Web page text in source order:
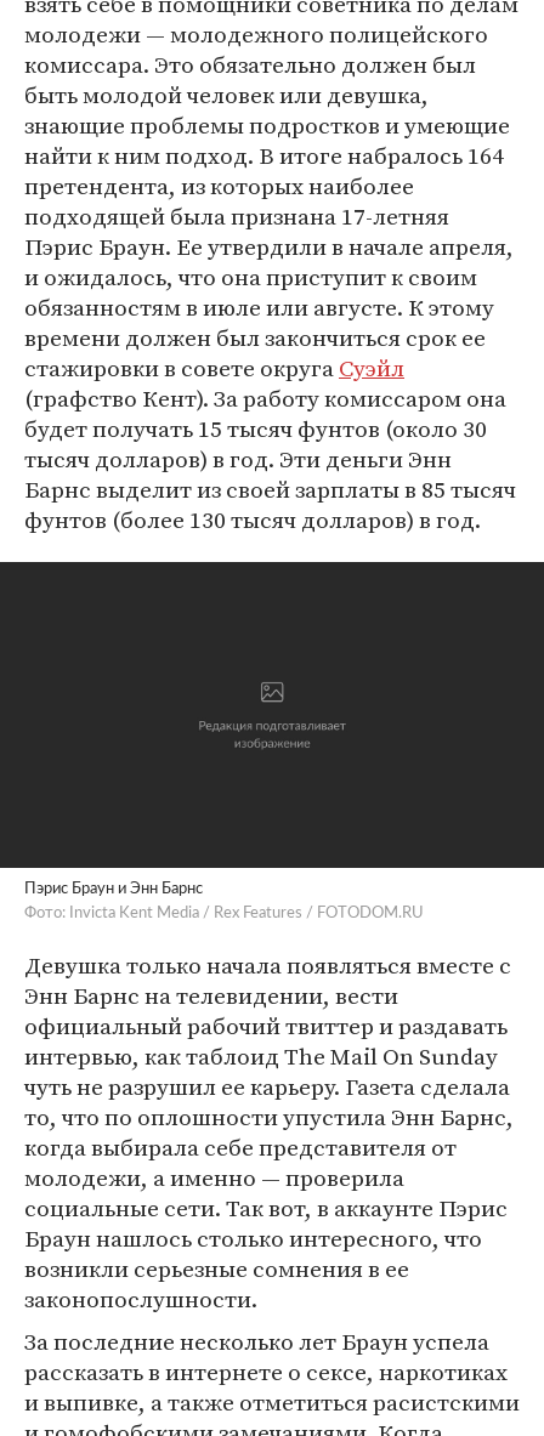
молодежи — молодежного полицейского
комиссара. Это обязательно должен был
быть молодой человек или девушка,
знающие проблемы подростков и умеющие
найти к ним подход. В итоге набралось 164
претендента, из которых наиболее
подходящей была признана 17-летняя
Пэрис Браун. Ее утвердили в начале апреля,
и ожидалось, что она приступит к своим
обязанностям в июле или августе. К этому
времени должен был закончиться срок ее
стажировки в совете округаСуэйл
(графство Кент). За работу комиссаром она
будет получать 15 тысяч фунтов (около 30
тысяч долларов) в год. Эти деньги Энн
Барнс выделит из своей зарплаты в 85 тысяч
фунтов (более 130 тысяч долларов) в год.
Пэрис Браун и Энн Барнс
Фото: Invicta Kent Media / Rex Features / FOTODOM.RU
Девушка только начала появляться вместе с
Энн Барнс на телевидении, вести
официальный рабочий твиттер и раздавать
интервью, как таблоид The Mail On Sunday
чуть не разрушил ее карьеру. Газета сделала
то, что по оплошности упустила Энн Барнс,
когда выбирала себе представителя от
молодежи, а именно — проверила
социальные сети. Так вот, в аккаунте Пэрис
Браун нашлось столько интересного, что
возникли серьезные сомнения в ее
законопослушности.
За последние несколько лет Браун успела
рассказать в интернете о сексе, наркотиках
и выпивке, а также отметиться расистскими